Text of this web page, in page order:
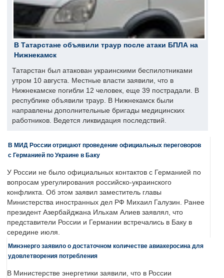
В Татарстане объявили траур после атаки БПЛА на
Нижнекамск
Татарстан был атакован украинскими беспилотниками
утром 10 августа. Местные власти заявили, что в
Нижнекамске погибли 12 человек, еще 39 пострадали. В
республике объявили траур. В Нижнекамск были
направлены дополнительные бригады медицинских
работников. Ведется ликвидация последствий.
В МИД России отрицают проведение официальных переговоров
с Германией по Украине в Баку
У России не было официальных контактов с Германией по
вопросам урегулирования российско-украинского
конфликта. Об этом заявил заместитель главы
Министерства иностранных дел РФ Михаил Галузин. Ранее
президент Азербайджана Ильхам Алиев заявлял, что
представители России и Германии встречались в Баку в
середине июля.
Минэнерго заявило о достаточном количестве авиакеросина для
удовлетворения потребления
В Министерстве энергетики заявили, что в России